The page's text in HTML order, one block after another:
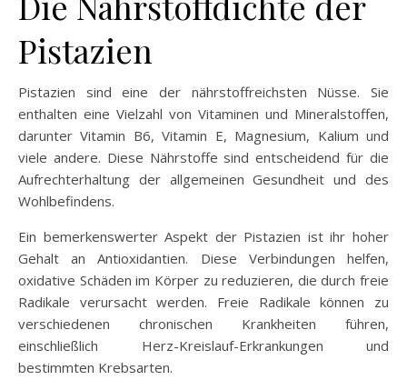
Pistazien
Pistazien sind eine der nährstoffreichsten Nüsse. Sie
enthalten eine Vielzahl von Vitaminen und Mineralstoffen,
darunter Vitamin B6, Vitamin E, Magnesium, Kalium und
viele andere. Diese Nährstoffe sind entscheidend für die
Aufrechterhaltung der allgemeinen Gesundheit und des
Wohlbefindens.
Ein bemerkenswerter Aspekt der Pistazien ist ihr hoher
Gehalt an Antioxidantien. Diese Verbindungen helfen,
oxidative Schäden im Körper zu reduzieren, die durch freie
Radikale verursacht werden. Freie Radikale können zu
verschiedenen chronischen Krankheiten führen,
einschließlich Herz-Kreislauf-Erkrankungen und
bestimmten Krebsarten.